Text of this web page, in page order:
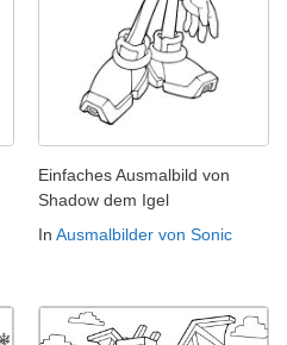
Einfaches Ausmalbild von
Shadow dem Igel
In Ausmalbilder von Sonic